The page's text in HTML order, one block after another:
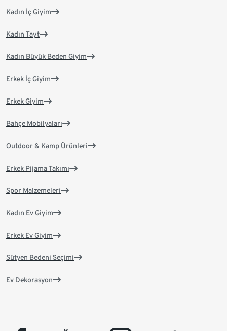
Kadın İç Giyim
Kadın Tayt
Kadın Büyük Beden Giyim
Erkek İç Giyim
Erkek Giyim
Bahçe Mobilyaları
Outdoor & Kamp Ürünleri
Erkek Pijama Takımı
Spor Malzemeleri
Kadın Ev Giyim
Erkek Ev Giyim
Sütyen Bedeni Seçimi
Ev Dekorasyon